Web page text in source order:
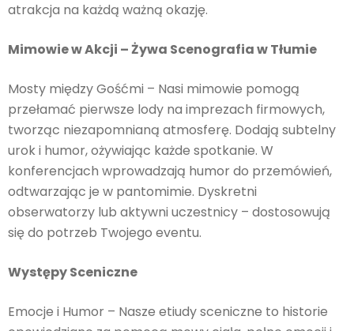
atrakcja na każdą ważną okazję.
Mimowie w Akcji – Żywa Scenografia w Tłumie
Mosty między Gośćmi – Nasi mimowie pomogą
przełamać pierwsze lody na imprezach firmowych,
tworząc niezapomnianą atmosferę. Dodają subtelny
urok i humor, ożywiając każde spotkanie. W
konferencjach wprowadzają humor do przemówień,
odtwarzając je w pantomimie. Dyskretni
obserwatorzy lub aktywni uczestnicy – dostosowują
się do potrzeb Twojego eventu.
Występy Sceniczne
Emocje i Humor – Nasze etiudy sceniczne to historie